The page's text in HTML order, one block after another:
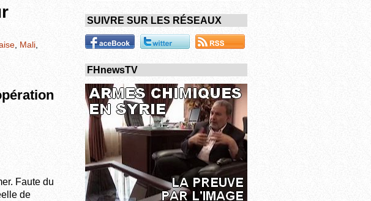
Mali
Faute du
de
SUIVRE SUR LES RÉSEAUX
FHnewsTV